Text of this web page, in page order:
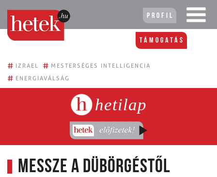
Profil
Támogatás
# IZRAEL # MESTERSÉGES INTELLIGENCIA
# ENERGIAVÁLSÁG
hetilap
Messze a dübörgéstől